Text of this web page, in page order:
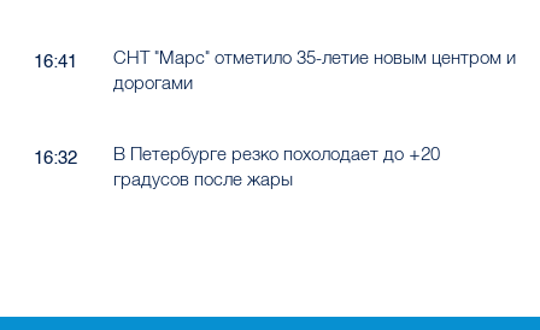
16:41
СНТ "Марс" отметило 35-летие новым центром и
дорогами
16:32
В Петербурге резко похолодает до +20
градусов после жары